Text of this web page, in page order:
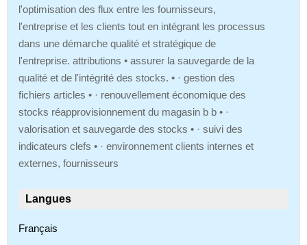
l'optimisation des flux entre les fournisseurs,
l'entreprise et les clients tout en intégrant les processus
dans une démarche qualité et stratégique de
l'entreprise. attributions • assurer la sauvegarde de la
qualité et de l'intégrité des stocks. • · gestion des
fichiers articles • · renouvellement économique des
stocks réapprovisionnement du magasin b b • ·
valorisation et sauvegarde des stocks • · suivi des
indicateurs clefs • · environnement clients internes et
externes, fournisseurs
Langues
Français